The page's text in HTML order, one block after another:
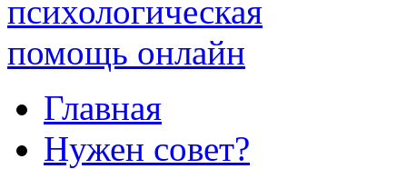
Главная
Нужен совет?